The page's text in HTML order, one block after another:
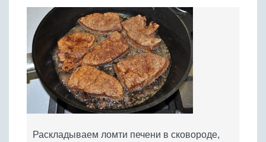
Раскладываем ломти печени в сковороде,